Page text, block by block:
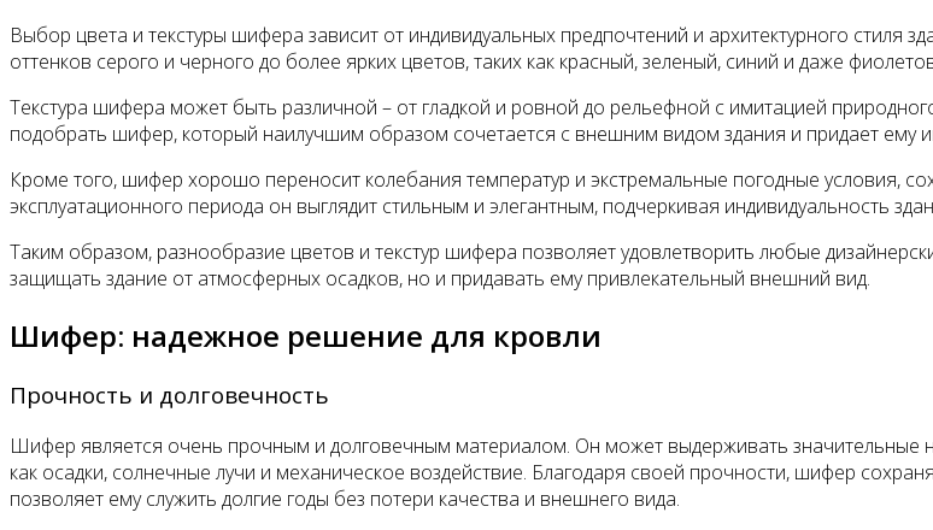
Выбор цвета и текстуры шифера зависит от индивидуальных предпочтений и архитектурного стиля
оттенков серого и черного до более ярких цветов, таких как красный, зеленый, синий и даже
Текстура шифера может быть различной – от гладкой и ровной до рельефной с имитацией
подобрать шифер, который наилучшим образом сочетается с внешним видом здания и придает ему
Кроме того, шифер хорошо переносит колебания температур и экстремальные погодные условия,
эксплуатационного периода он выглядит стильным и элегантным, подчеркивая индивидуальность
Таким образом, разнообразие цветов и текстур шифера позволяет удовлетворить любые
защищать здание от атмосферных осадков, но и придавать ему привлекательный внешний вид.
Шифер: надежное решение для кровли
Прочность и долговечность
Шифер является очень прочным и долговечным материалом. Он может выдерживать значительные
как осадки, солнечные лучи и механическое воздействие. Благодаря своей прочности, шифер
позволяет ему служить долгие годы без потери качества и внешнего вида.